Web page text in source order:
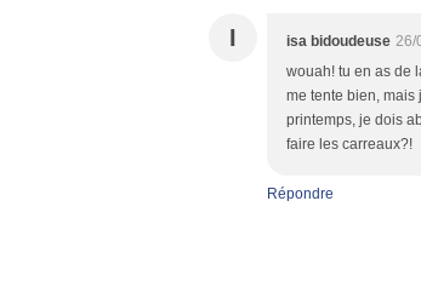
I isa bidoudeuse 26/
wouah! tu en as de
me tente bien, mais
printemps, je dois
faire les carreaux?!
Répondre